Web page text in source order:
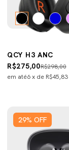
QCY H3 ANC
R$298,00
R$275,00
em até6x de R$45,83
29% OFF